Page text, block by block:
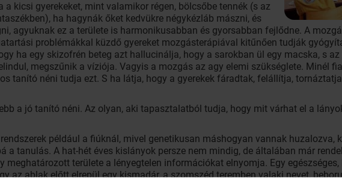
a kicsi gyerekeket, mint valamikor régen, bölcsőbe tennék (s az
ha hagynák őket kedvükre négykézláb mászni, és
agyuknak ez a területe is harmonikusabban és gyorsabban fejlődne. A
problémákkal küzdő gyereket mozgásterápiával kitűnően tudják
ha egy skizofrén beteg azt hallucinálja, hogy a sarokban ül egy macska, s
megszűnik a víziója. Vagyis a mozgás az agy elemi szükséglete. Minél
tanító néni tudja ezt. S ha látja, hogy a gyerekek fáradtak, felállítja,
a jó tanító néni. Az olyan, aki tapasztalatból tudja, hogy mit várhat el a
például a fiúknál, mivel genetikusan máshogyan vannak huzalozva,
a tanulás. A hat-hét éves kislányok persze nem mindig, de általában már
meghatározott területe a lényegtelen információkat elnyomja. Egy
az ablak előtt elrepül egy kismadár, a szomszéd teremben valaki nevet,